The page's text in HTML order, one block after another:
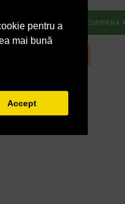
pentru a
mai bună
Accept
ADAUGĂ ÎN COŞ CUMPARA
ACEST PRODUS